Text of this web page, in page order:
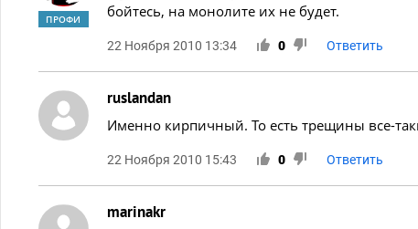
ПРОФИ
бойтесь, на монолите их не будет.
22 Ноября 2010 13:34 0 Ответить
ruslandan
Именно кирпичный. То есть трещины все-
22 Ноября 2010 15:43 0 Ответить
marinakr